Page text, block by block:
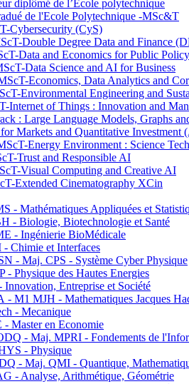
diplômé de l’École polytechnique
de l'Ecole Polytechnique -MSc&T
Cybersecurity (CyS)
Double Degree Data and Finance
Data and Economics for Public
Data Science and AI for Business
Economics, Data Analytics and
Environmental Engineering and
Internet of Things : Innovation and
: Large Language Models, Graphs
Markets and Quantitative Investment
Energy Environment : Science
Trust and Responsible AI
Visual Computing and Creative AI
Extended Cinematography XCin
- Mathématiques Appliquées et
- Biologie, Biotechnologie et Santé
- Ingénierie BioMédicale
Chimie et Interfaces
- Maj. CPS - Système Cyber Physique
Physique des Hautes Energies
Entreprise et Société
M1 MJH - Mathematiques Jacques
- Mecanique
Master en Economie
- Maj. MPRI - Fondements de
- Physique
- Maj. QMI - Quantique,
- Analyse, Arithmétique, Géométrie